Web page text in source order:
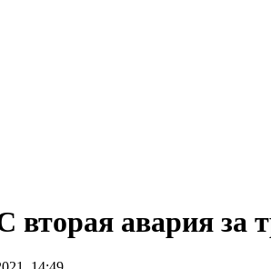
авария за